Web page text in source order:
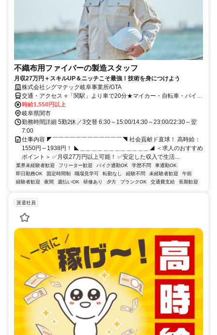
不織布用ファイバーの製造スタッフ
月収27万円＋スキルUP＆ニッチこそ最強！技術を身につけよう
株式会社シグマテック岐阜事業所/GTA
交通・アクセス ⭐「関駅」より車で20分★マイカー・自転車・バイク
通勤OK！
時給1,550円以上
岐阜県関市
勤務時間詳細 5勤2休／3交替 6:30～15:00/14:30～23:00/22:30～翌
7:00
仕事内容 ◤￣￣￣￣￣￣￣￣￣￣￣￣◥ 社会貢献ド直球！ 高時給：
1550円～1938円！ ◣＿＿＿＿＿＿＿＿＿＿＿＿◢ ＜求人のおすすめ
ポイント＞ ✅月収27万円以上可能！ ✅安定した収入で生活...
業界未経験者歓迎 フリーター歓迎 バイク通勤OK 学歴不問
車通勤OK
即日勤務OK
固定時間制 職場見学可 転勤なし 経験不問 未経験者歓迎
午前
経験者歓迎
夜間 週払いOK 研修あり 夕方 ブランクOK 交通費支給 長期歓迎
派遣社員